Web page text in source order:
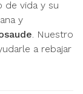
de vida y su
y
. Nuestro
a rebajar